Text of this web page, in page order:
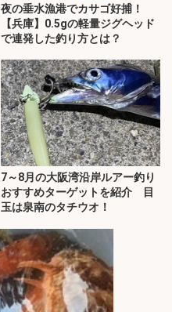
夜の垂水漁港でカサゴ好捕！
【兵庫】0.5gの軽量ジグヘッド
で連発した釣り方とは？
7～8月の大阪湾沿岸ルアー釣り
おすすめターゲットを紹介 目
玉は泉南のタチウオ！